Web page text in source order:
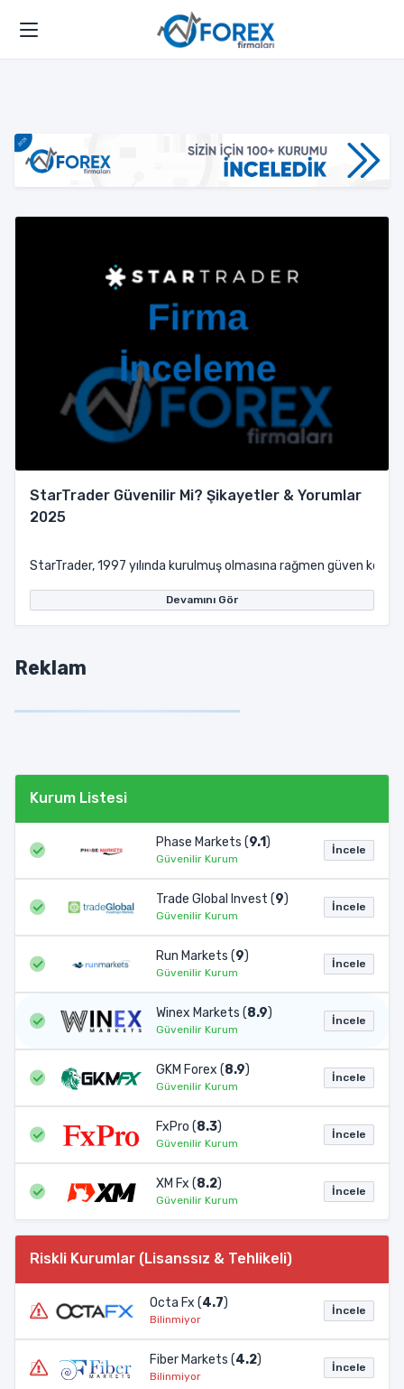
StarTrader Güvenilir Mi? Şikayetler & Yorumlar
2025
StarTrader, 1997 yılında kurulmuş olmasına rağmen güven
Devamını Gör
Reklam
Kurum Listesi
Phase Markets (9.1)
Güvenilir Kurum
İncele
Trade Global Invest (9)
Güvenilir Kurum
İncele
Run Markets (9)
Güvenilir Kurum
İncele
Winex Markets (8.9)
Güvenilir Kurum
İncele
GKM Forex (8.9)
Güvenilir Kurum
İncele
FxPro (8.3)
Güvenilir Kurum
İncele
XM Fx (8.2)
Güvenilir Kurum
İncele
Riskli Kurumlar (Lisanssız & Tehlikeli)
Octa Fx (4.7)
Bilinmiyor
İncele
Fiber Markets (4.2)
Bilinmiyor
İncele